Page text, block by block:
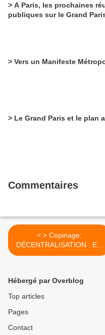
> A Paris, les prochaines
publiques sur le Grand
> Vers un Manifeste
> Le Grand Paris et le plan
Commentaires
< > Copinage:
DÉCENTRALISATION : EN
FINIR AVEC LES IDÉES
Hébergé par Overblog
Top articles
Pages
Contact